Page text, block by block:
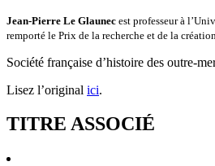
Jean-Pierre Le Glaunec est professeur à
remporté le Prix de la recherche et de la
Société française d’histoire des outre-
Lisez l’original ici.
TITRE ASSOCIÉ